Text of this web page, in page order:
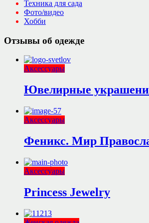
Техника для сада
Фото/видео
Хобби
Отзывы об одежде
Аксессуары
Ювелирные
Аксессуары
Феникс. Мир
Аксессуары
Princess Jewelry